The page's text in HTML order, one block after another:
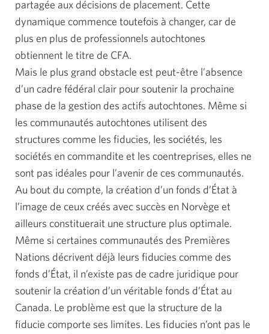
partagée aux décisions de placement. Cette
dynamique commence toutefois à changer, car de
plus en plus de professionnels autochtones
obtiennent le titre de CFA.
Mais le plus grand obstacle est peut-être l’absence
d’un cadre fédéral clair pour soutenir la prochaine
phase de la gestion des actifs autochtones. Même si
les communautés autochtones utilisent des
structures comme les fiducies, les sociétés, les
sociétés en commandite et les coentreprises, elles ne
sont pas idéales pour l’avenir de ces communautés.
Au bout du compte, la création d’un fonds d’État à
l’image de ceux créés avec succès en Norvège et
ailleurs constituerait une structure plus optimale.
Même si certaines communautés des Premières
Nations décrivent déjà leurs fiducies comme des
fonds d’État, il n’existe pas de cadre juridique pour
soutenir la création d’un véritable fonds d’État au
Canada. Le problème est que la structure de la
fiducie comporte ses limites. Les fiducies n’ont pas le